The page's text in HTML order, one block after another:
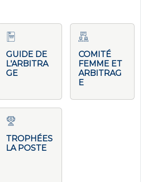
GUIDE DE
L'ARBITRA
GE
COMITÉ
FEMME ET
ARBITRAG
E
TROPHÉES
LA POSTE